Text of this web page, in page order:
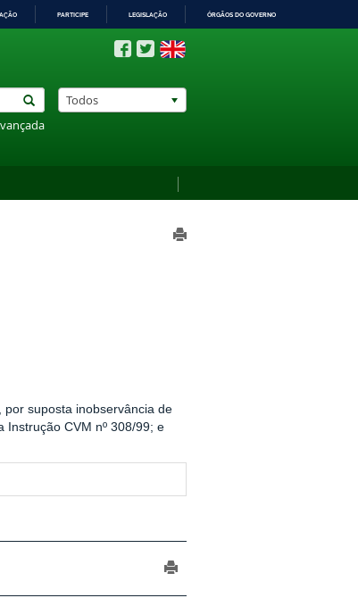
PARTICIPE LEGISLAÇÃO ÓRGÃOS DO GOVERNO
Todos
suposta inobservância de
CVM nº 308/99; e